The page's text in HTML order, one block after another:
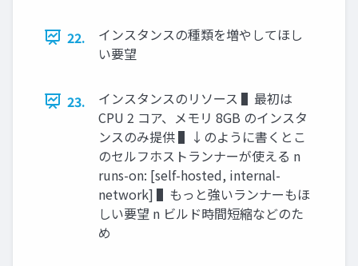
22.
インスタンスの種類を増やしてほし
い要望
23.
インスタンスのリソース ▌最初は
CPU 2 コア、メモリ 8GB のインスタ
ンスのみ提供 ▌↓のように書くとこ
のセルフホストランナーが使える n
runs-on: [self-hosted, internal-
network] ▌もっと強いランナーもほ
しい要望 n ビルド時間短縮などのた
め